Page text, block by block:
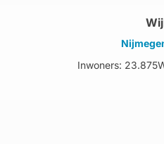
Inwoners: 23.875